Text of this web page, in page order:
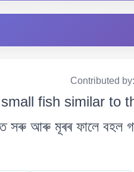
Contributed by:
fish similar to
আৰু মূৰৰ ফালে বহল